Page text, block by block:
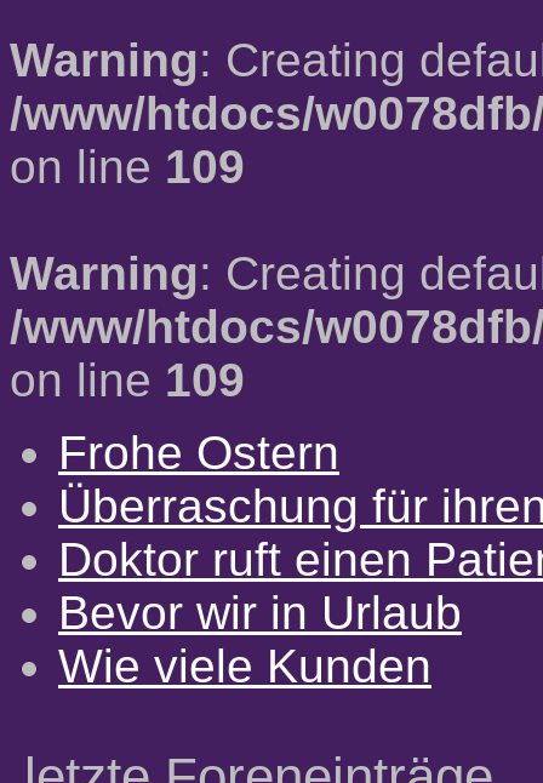
Warning: Creating
/www/htdocs/
on line 109
Warning: Creating
/www/htdocs/
on line 109
Frohe Ostern
Überraschung für
Doktor ruft einen
Bevor wir in Urlaub
Wie viele Kunden